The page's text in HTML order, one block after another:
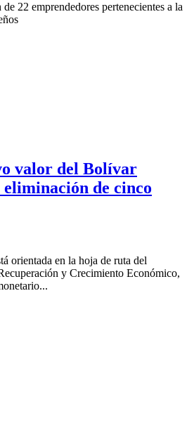
22 emprendedores pertenecientes a la
valor del Bolívar
eliminación de cinco
orientada en la hoja de ruta del
y Crecimiento Económico,